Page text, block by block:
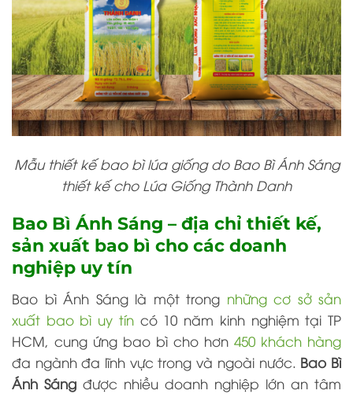
Mẫu thiết kế bao bì lúa giống do Bao Bì Ánh Sáng
thiết kế cho Lúa Giống Thành Danh
Bao Bì Ánh Sáng – địa chỉ thiết kế,
sản xuất bao bì cho các doanh
nghiệp uy tín
Bao bì Ánh Sáng là một trong những cơ sở sản
xuất bao bì uy tíncó 10 năm kinh nghiệm tại TP
HCM, cung ứng bao bì cho hơn 450 khách hàng
đa ngành đa lĩnh vực trong và ngoài nước. Bao Bì
Ánh Sáng được nhiều doanh nghiệp lớn an tâm